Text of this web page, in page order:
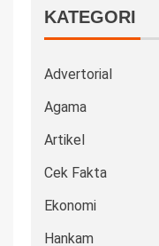
KATEGORI
Advertorial
Agama
Artikel
Cek Fakta
Ekonomi
Hankam